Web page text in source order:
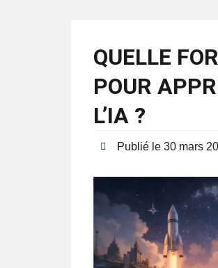
QUELLE
POUR
L’IA ?
Publié le 30 mars